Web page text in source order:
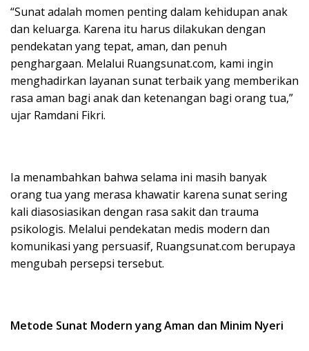
“Sunat adalah momen penting dalam kehidupan anak
dan keluarga. Karena itu harus dilakukan dengan
pendekatan yang tepat, aman, dan penuh
penghargaan. Melalui Ruangsunat.com, kami ingin
menghadirkan layanan sunat terbaik yang memberikan
rasa aman bagi anak dan ketenangan bagi orang tua,”
ujar Ramdani Fikri.
Ia menambahkan bahwa selama ini masih banyak
orang tua yang merasa khawatir karena sunat sering
kali diasosiasikan dengan rasa sakit dan trauma
psikologis. Melalui pendekatan medis modern dan
komunikasi yang persuasif, Ruangsunat.com berupaya
mengubah persepsi tersebut.
Metode Sunat Modern yang Aman dan Minim Nyeri